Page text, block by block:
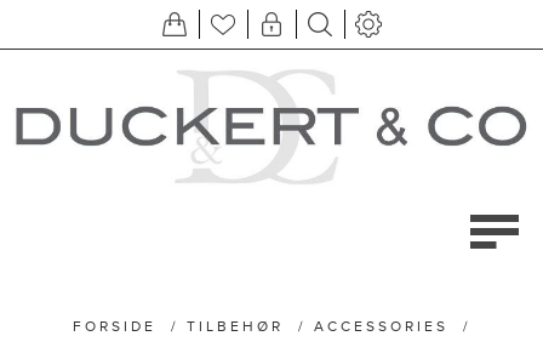
FORSIDE / TILBEHØR / ACCESSORIES /